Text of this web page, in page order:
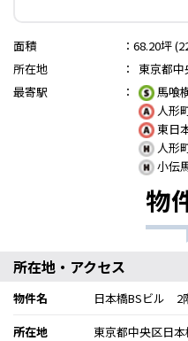
面積 ： 68.20坪
所在地
：
東京都
最寄駅
：
馬喰
人形
東日
人形
小伝
物
所在地・アクセス
物件名
日本橋BSビル 2
所在地
東京都中央区日